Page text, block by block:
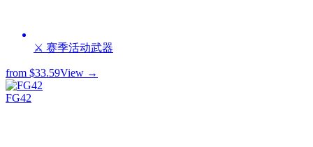
⚔️ 赛季活动武器
from $33.59View →
FG42